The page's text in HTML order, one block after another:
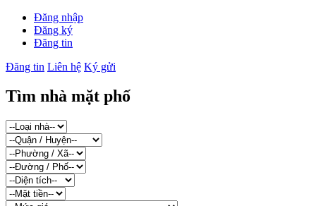
Đăng nhập
Đăng ký
Đăng tin
Đăng tin Liên hệ Ký gửi
Tìm nhà mặt phố